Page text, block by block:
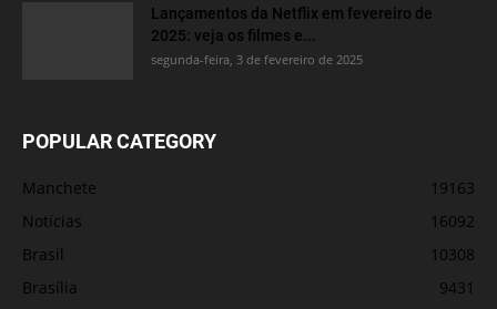
Lançamentos da Netflix em fevereiro de
2025: veja os filmes e...
segunda-feira, 3 de fevereiro de 2025
POPULAR CATEGORY
Manchete
19163
Notícias
16092
Brasil
10308
Brasília
9431